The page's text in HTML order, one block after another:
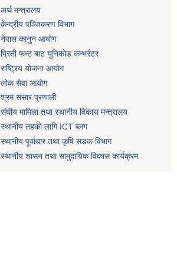
अर्थ मन्त्रालय
केन्द्रीय पञ्जिकरण विभाग
नेपाल कानुन आयोग
प्रिती फन्ट बाट युनिकोड कन्भर्रटर
राष्ट्रिय योजना आयोग
लोक सेवा आयोग
श्रम संसार प्रणाली
संघीय मामिला तथा स्थानीय विकास मन्त्रालय
स्थानीय तहको लागि ICT ब्लग
स्थानीय पूर्वाधार तथा कृषि सडक विभाग
स्थानीय शासन तथा सामुदायिक विकास कार्यक्रम